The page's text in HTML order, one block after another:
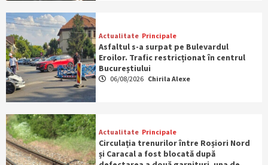
Actualitate Principale
Asfaltul s-a surpat pe Bulevardul
Eroilor. Trafic restricționat în centrul
Bucureștiului
06/08/2026 Chirila Alexe
Actualitate Principale
Circulația trenurilor între Roșiori Nord
și Caracal a fost blocată după